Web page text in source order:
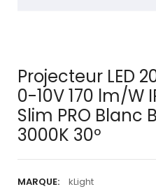
Projecteur LED
0-10V 170 lm/W
Slim PRO Blanc
3000K 30º
MARQUE:
kLight